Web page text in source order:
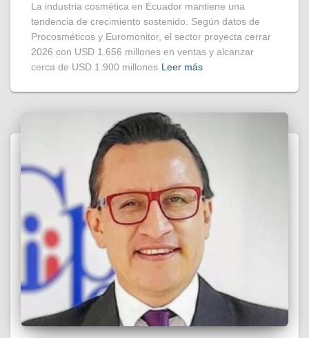
La industria cosmética en Ecuador mantiene una
tendencia de crecimiento sostenido. Según datos de
Procosméticos y Euromonitor, el sector proyecta cerrar
2026 con USD 1.656 millones en ventas y alcanzar
cerca de USD 1.900 millones Leer más